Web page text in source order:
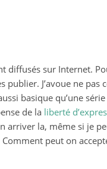
diffusés sur Internet.
J’avoue ne
basique qu’une
de la liberté
arriver la, même si je
peut on